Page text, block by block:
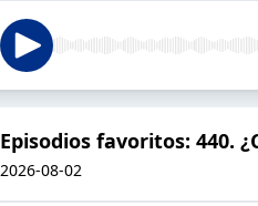
Episodios favoritos: 440.
2026-08-02